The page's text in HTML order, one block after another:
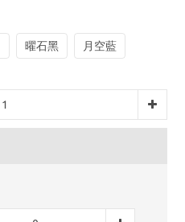
曜石黑 月空藍